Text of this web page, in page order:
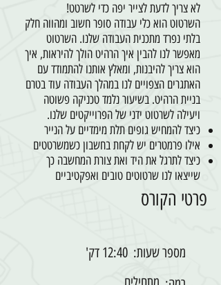
לא צריך לדעת לצייר יפה כדי לשרטט!
השרטוט הוא כלי עבודה סופר חשוב ומהווה חלק
בלתי נפרד מתכנית העבודה שלנו. השרטוט
מאפשר לנו להבין איך הרהיט הולך להיראות, איך
הוא צריך להיבנות, ומאלץ אותנו להתמודד עם
האתגרים הצפויים לנו במהלך העבודה עוד בטרם
בניית הרהיט. בשיעור נלמד טכניקה פשוטה
ויעילה לשרטוט ידני של הפרוייקטים שלנו.
כיצד להמחיש גופים תלת מימדיים על הנייר
אילו פרמטרים יש לקחת בחשבון כשמשרטטים
כיצד לתרגל את היד ואת צורת המחשבה כך
שייצאו לנו שרטוטים טובים ואפקטיביים
פרטי הקורס
12:40 דק' מספר שעות: